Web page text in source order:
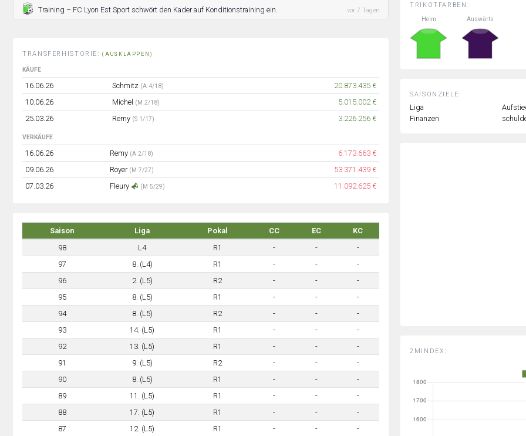
Training – FC Lyon Est Sport schwört den Kader auf Konditionstraining ein. vor 7 Tagen
TRANSFERHISTORIE:(AUSKLAPPEN)
KÄUFE
16.06.26 Schmitz (A 4/18)
20.873.435 €
10.06.26
Michel (M 2/18)
5.015.002 €
25.03.26
Remy (S 1/17) 3.226.256 €
VERKÄUFE
16.06.26 Remy (A 2/18)
6.173.663 €
09.06.26
Royer (M 7/27)
53.371.439 €
07.03.26
Fleury (M 5/29) 11.092.625 €
Saison Liga Pokal CC EC
KC
98
L4 R1 - -
-
97
8. (L4) R1 - -
-
96
2. (L5) R2 - -
-
95
8. (L5) R1 - -
-
94
8. (L5) R2 - -
-
93
14. (L5) R1 - -
-
92
13. (L5) R1 - -
-
91
9. (L5) R2 - -
-
90
8. (L5) R1 - -
-
89
11. (L5) R1 - -
-
88
17. (L5) R1 - -
-
87
12. (L5) R1 - -
-
TRIKOTFARBEN:
Heim
Auswärts
SAISONZIELE:
Liga
Finanzen
2MINDEX: